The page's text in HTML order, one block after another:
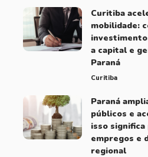
Curitiba
mobilidade:
a capital e
Paraná
Curitiba
Paraná
públicos e
isso
empregos e
regional